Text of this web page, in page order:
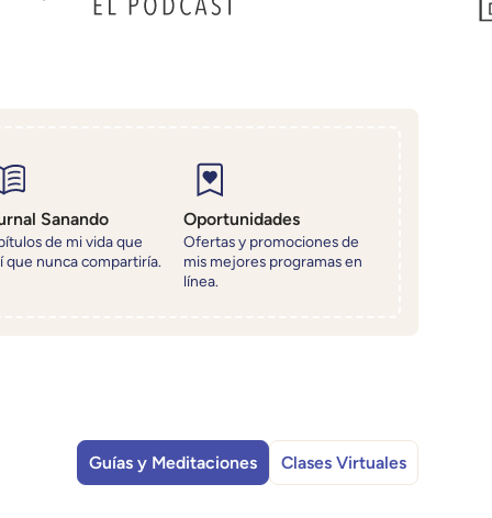
Sanando
de mi vida que
que nunca compartiría.
Oportunidades
Ofertas y promociones de
mis mejores programas en
línea.
Guías y Meditaciones Clases Virtuales